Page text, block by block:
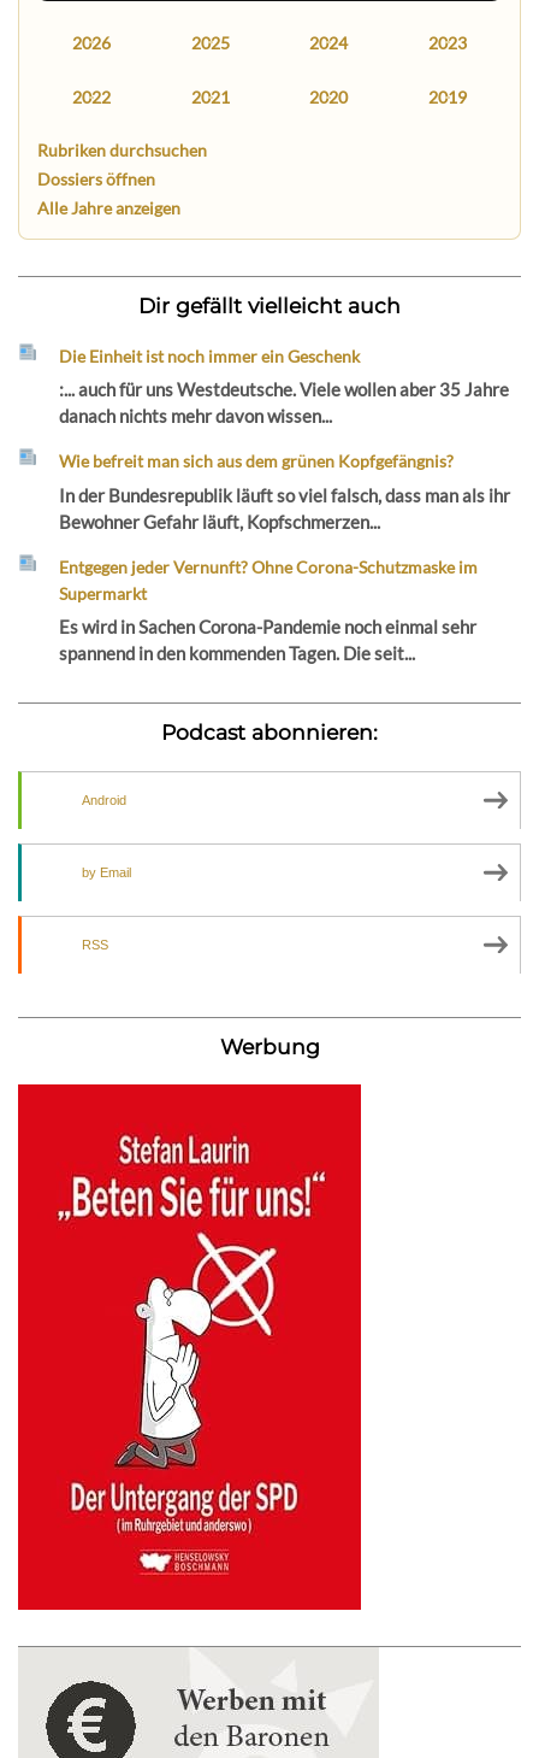
2026 2025 2024 2023
2022 2021 2020 2019
Rubriken durchsuchen
Dossiers öffnen
Alle Jahre anzeigen
Dir gefällt vielleicht auch
Die Einheit ist noch immer ein Geschenk
:... auch für uns Westdeutsche. Viele wollen aber 35 Jahre
danach nichts mehr davon wissen...
Wie befreit man sich aus dem grünen Kopfgefängnis?
In der Bundesrepublik läuft so viel falsch, dass man als ihr
Bewohner Gefahr läuft, Kopfschmerzen...
Entgegen jeder Vernunft? Ohne Corona-Schutzmaske im
Supermarkt
Es wird in Sachen Corona-Pandemie noch einmal sehr
spannend in den kommenden Tagen. Die seit...
Podcast abonnieren:
Android
by Email
RSS
Werbung